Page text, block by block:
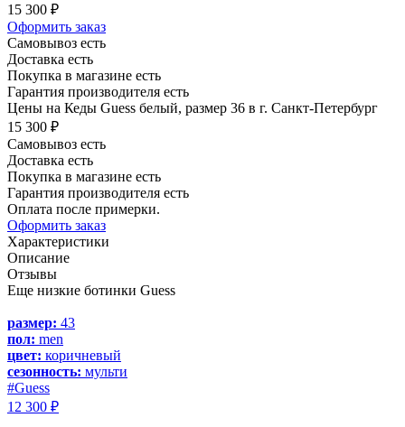
15 300 ₽
Оформить заказ
Самовывоз есть
Доставка есть
Покупка в магазине есть
Гарантия производителя есть
Цены на Кеды Guess белый, размер 36 в г. Санкт-Петербург
15 300 ₽
Самовывоз есть
Доставка есть
Покупка в магазине есть
Гарантия производителя есть
Оплата после примерки.
Оформить заказ
Характеристики
Описание
Отзывы
Еще низкие ботинки Guess
размер: 43
пол: men
цвет: коричневый
сезонность: мульти
#Guess
12 300 ₽